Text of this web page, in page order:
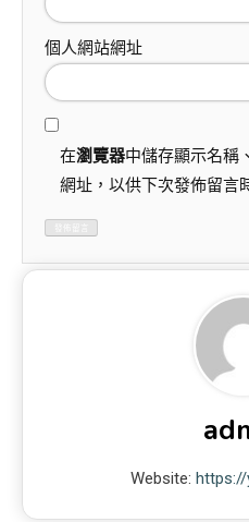
個人網站網址
在瀏覽器中儲存顯示名稱
網址，以供下次發佈留言
Website: